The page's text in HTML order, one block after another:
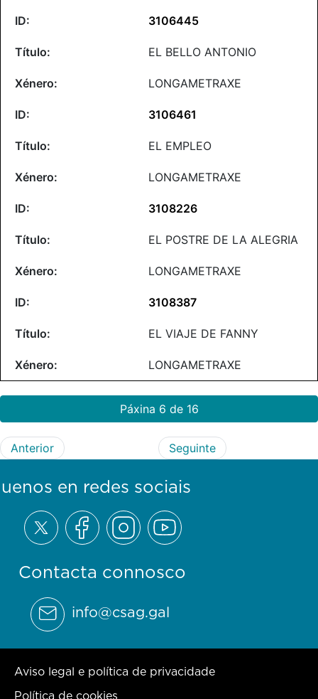
3106445
EL BELLO ANTONIO
LONGAMETRAXE
3106461
EL EMPLEO
LONGAMETRAXE
3108226
EL POSTRE DE LA ALEGRIA
LONGAMETRAXE
3108387
EL VIAJE DE FANNY
LONGAMETRAXE
Páxina 6 de 16
Anterior Seguinte
Contacta connosco
info@csag.gal
en redes sociais
Aviso legal e política de privacidade
Política de cookies